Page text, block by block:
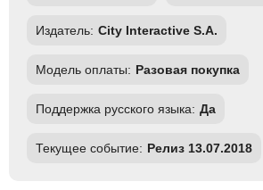
Издатель: City Interactive S.A.
Модель оплаты: Разовая покупка
Поддержка русского языка: Да
Текущее событие: Релиз 13.07.2018